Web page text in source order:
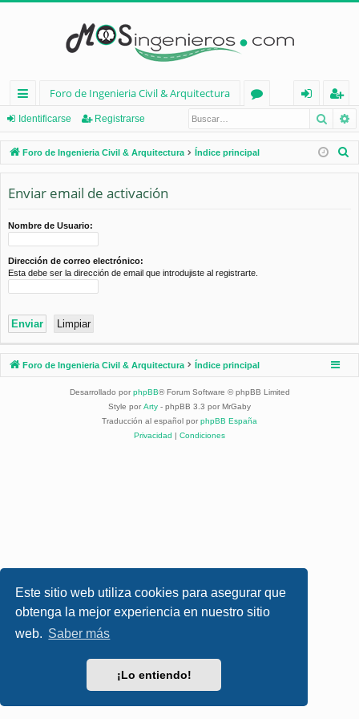
Este sitio web utiliza cookies para asegurar que
obtenga la mejor experiencia en nuestro sitio
web. Saber más
¡Lo entiendo!
nl
ac
es
rá
d
os
Foro de Ingenieria Civil & Arquitectura
os
nt
ifi
eg
ist
ra
Identificarse Registrarse
Foro de Ingenieria Civil & Arquitectura Índice principal
Enviar email de activación
Nombre de Usuario:
Dirección de correo electrónico:
Esta debe ser la dirección de email que introdujiste al registrarte.
Foro de Ingenieria Civil & Arquitectura Índice principal
Desarrollado por phpBB® Forum Software © phpBB Limited
Style por Arty - phpBB 3.3 por MrGaby
Traducción al español por phpBB España
Privacidad | Condiciones